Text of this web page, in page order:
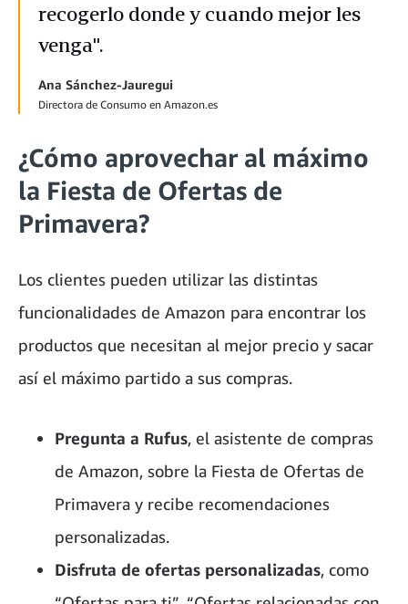
recogerlo donde y cuando mejor les
venga".
Ana Sánchez-Jauregui
Directora de Consumo en Amazon.es
¿Cómo aprovechar al máximo
la Fiesta de Ofertas de
Primavera?
Los clientes pueden utilizar las distintas
funcionalidades de Amazon para encontrar los
productos que necesitan al mejor precio y sacar
así el máximo partido a sus compras.
Pregunta a Rufus, el asistente de compras
de Amazon, sobre la Fiesta de Ofertas de
Primavera y recibe recomendaciones
personalizadas.
Disfruta de ofertas personalizadas, como